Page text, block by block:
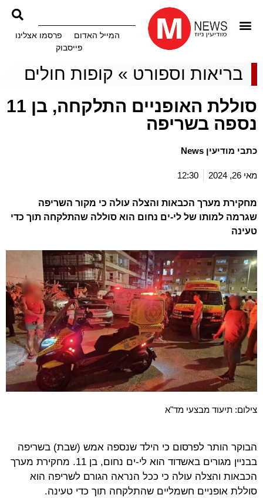
המייל האדום
פרסמו אצלינו
פייסבוק
בריאות וספורט » קופות חולים
סוללת האופניים התלקחה, בן 11
נספה בשריפה
כתבי מודיעין News
מאי 26, 2024 12:30
מחקירת מערך הכבאות והצלה עולה כי מקור השריפה
שגרמה למותו של לי-ים נחום הוא סוללה שהתלקחה תוך כדי
טעינה
צילום: תיעוד מבצעי מד"א
הבוקר הותר לפרסום כי הילד שנספה אמש (שבת) בשריפה
בבניין מגורים באשדוד הוא לי-ים נחום, בן 11. מחקירת מערך
הכבאות והצלה עולה כי ככל הנראה הגורם לשריפה הוא
סוללת אופניים חשמליים שהתלקחה תוך כדי טעינה.